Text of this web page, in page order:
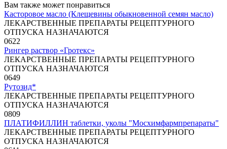
Вам также может понравиться
Касторовое масло (Клещевины обыкновенной семян масло)
ЛЕКАРСТВЕННЫЕ ПРЕПАРАТЫ РЕЦЕПТУРНОГО
ОТПУСКА НАЗНАЧАЮТСЯ
0622
Рингер раствор «Гротекс»
ЛЕКАРСТВЕННЫЕ ПРЕПАРАТЫ РЕЦЕПТУРНОГО
ОТПУСКА НАЗНАЧАЮТСЯ
0649
Рутозид*
ЛЕКАРСТВЕННЫЕ ПРЕПАРАТЫ РЕЦЕПТУРНОГО
ОТПУСКА НАЗНАЧАЮТСЯ
0809
ПЛАТИФИЛЛИН таблетки, уколы "Мосхимфармпрепараты"
ЛЕКАРСТВЕННЫЕ ПРЕПАРАТЫ РЕЦЕПТУРНОГО
ОТПУСКА НАЗНАЧАЮТСЯ